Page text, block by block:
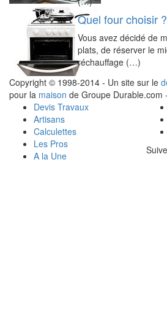
Quel four choisir ?
Vous avez décidé de
plats, de réserver le
réchauffage (…)
Copyright © 1998-2014 - Un site sur le
pour la maison de Groupe Durable.com
Devis Travaux
Artisans
Calculettes
Les Pros
A la Une